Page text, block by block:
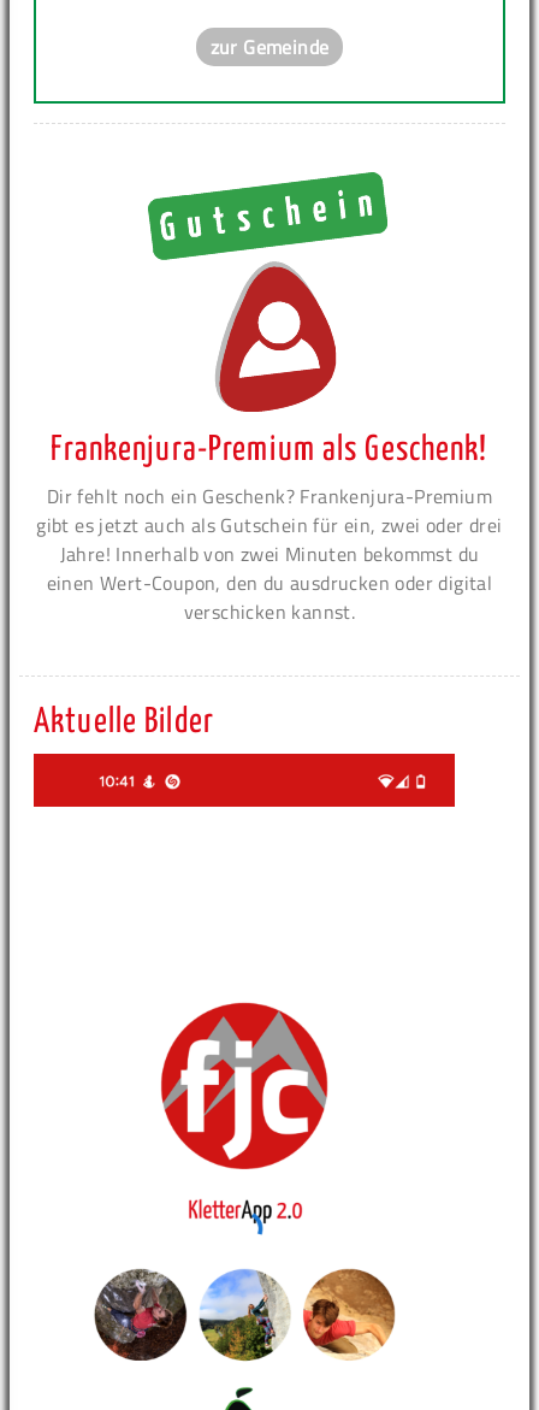
zur Gemeinde
Frankenjura-Premium als Geschenk!
Dir fehlt noch ein Geschenk? Frankenjura-Premium
gibt es jetzt auch als Gutschein für ein, zwei oder drei
Jahre! Innerhalb von zwei Minuten bekommst du
einen Wert-Coupon, den du ausdrucken oder digital
verschicken kannst.
Aktuelle Bilder